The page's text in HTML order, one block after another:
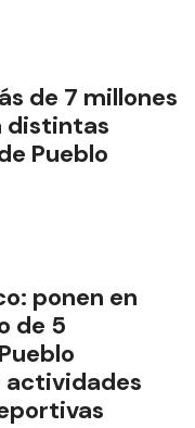
de 7 millones
distintas
Pueblo
ponen en
de 5
actividades